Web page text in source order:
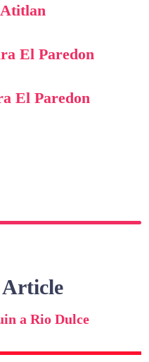
El Paredon
El Paredon
Article
a Rio Dulce